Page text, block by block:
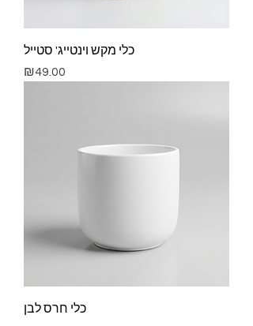
כלי מקש וינטייג' סטייל
Price
₪49.00
כלי חרס לבן